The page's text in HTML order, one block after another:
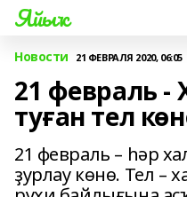
Яйыҡ
Новости 21 ФЕВРАЛЯ 2020, 06:05
21 февраль -
туған тел
21 февраль – һәр
ҙурлау көнө. Тел –